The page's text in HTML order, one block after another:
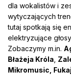
dla wokalistów i
wytyczających
tutaj spotkają się
elektryzujące
Zobaczymy m.in.
Błażeja Króla
Mikromusic,